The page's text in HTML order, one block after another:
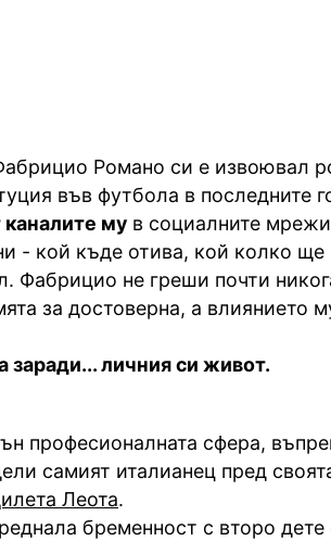
Романо си е извоювал
във футбола в последните
му в социалните
- кой къде отива, кой колко ще
Фабрицио не греши почти
за достоверна, а влиянието
заради... личния си живот.
професионалната сфера,
самият италианец пред
Леота.
бременност с второ дете